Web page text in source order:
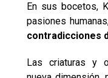
En sus bocetos,
pasiones
contradicciones
Las criaturas y